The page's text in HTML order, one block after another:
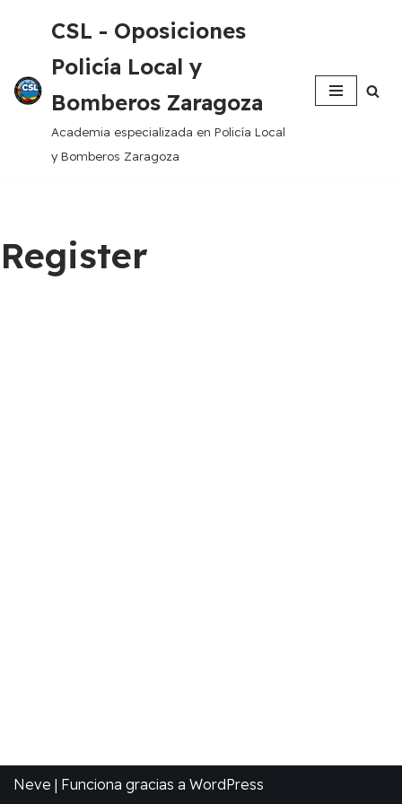
al
contenido
CSL - Oposiciones
Policía Local y
Bomberos Zaragoza
Academia especializada en Policía Local
y Bomberos Zaragoza
Register
Neve | Funciona gracias a WordPress